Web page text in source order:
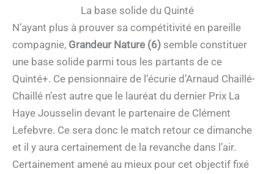
La base solide du Quinté
N’ayant plus à prouver sa compétitivité en pareille
compagnie, Grandeur Nature (6) semble constituer
une base solide parmi tous les partants de ce
Quinté+. Ce pensionnaire de l’écurie d’Arnaud Chaillé-
Chaillé n’est autre que le lauréat du dernier Prix La
Haye Jousselin devant le partenaire de Clément
Lefebvre. Ce sera donc le match retour ce dimanche
et il y aura certainement de la revanche dans l’air.
Certainement amené au mieux pour cet objectif fixé